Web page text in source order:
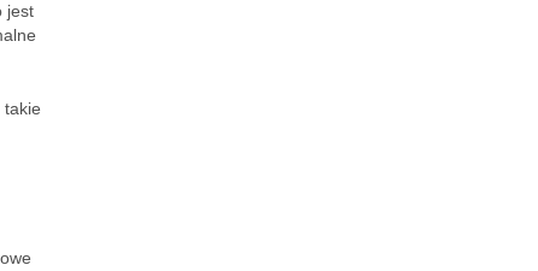
jest
takie